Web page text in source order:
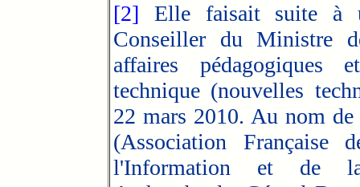
[2] Elle faisait suite à
Conseiller du Ministre
affaires pédagogiques
technique (nouvelles
22 mars 2010. Au nom
(Association Française
l'Information et de la